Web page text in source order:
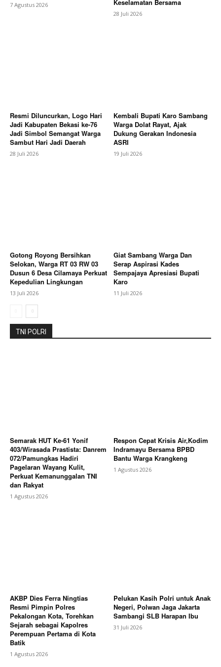
Subscription Plans
My account
7 Agustus 2026 Keselamatan Bersama
28 Juli 2026
Resmi Diluncurkan, Logo Hari
Jadi Kabupaten Bekasi ke-76
Jadi Simbol Semangat Warga
Sambut Hari Jadi Daerah
28 Juli 2026
Kembali Bupati Karo Sambang
Warga Dolat Rayat, Ajak
Dukung Gerakan Indonesia
ASRI
19 Juli 2026
Gotong Royong Bersihkan
Selokan, Warga RT 03 RW 03
Dusun 6 Desa Cilamaya Perkuat
Kepedulian Lingkungan
13 Juli 2026
Giat Sambang Warga Dan
Serap Aspirasi Kades
Sempajaya Apresiasi Bupati
Karo
11 Juli 2026
TNI POLRI
Semarak HUT Ke-61 Yonif
403/Wirasada Prastista: Danrem
072/Pamungkas Hadiri
Pagelaran Wayang Kulit,
Perkuat Kemanunggalan TNI
dan Rakyat
1 Agustus 2026
Respon Cepat Krisis Air,Kodim
Indramayu Bersama BPBD
Bantu Warga Krangkeng
1 Agustus 2026
AKBP Dies Ferra Ningtias
Resmi Pimpin Polres
Pekalongan Kota, Torehkan
Sejarah sebagai Kapolres
Perempuan Pertama di Kota
Batik
1 Agustus 2026
Pelukan Kasih Polri untuk Anak
Negeri, Polwan Jaga Jakarta
Sambangi SLB Harapan Ibu
31 Juli 2026